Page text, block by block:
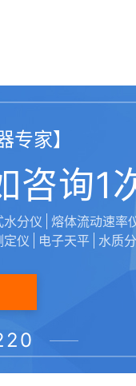
专家】
咨询1
水分仪 熔体流动速率
定仪 电子天平 水质